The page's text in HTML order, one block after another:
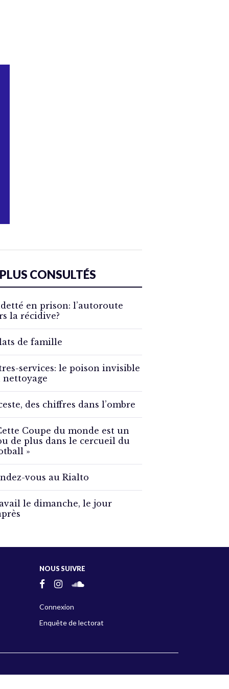
CONSULTÉS
en prison: l’autoroute
la récidive?
de famille
services: le poison invisible
nettoyage
des chiffres dans l’ombre
Coupe du monde est un
de plus dans le cercueil du
»
vous au Rialto
le dimanche, le jour
NOUS SUIVRE
Connexion
Enquête de lectorat